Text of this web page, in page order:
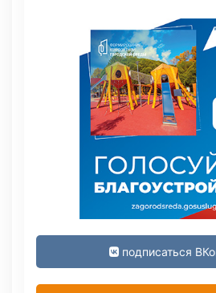
подписаться